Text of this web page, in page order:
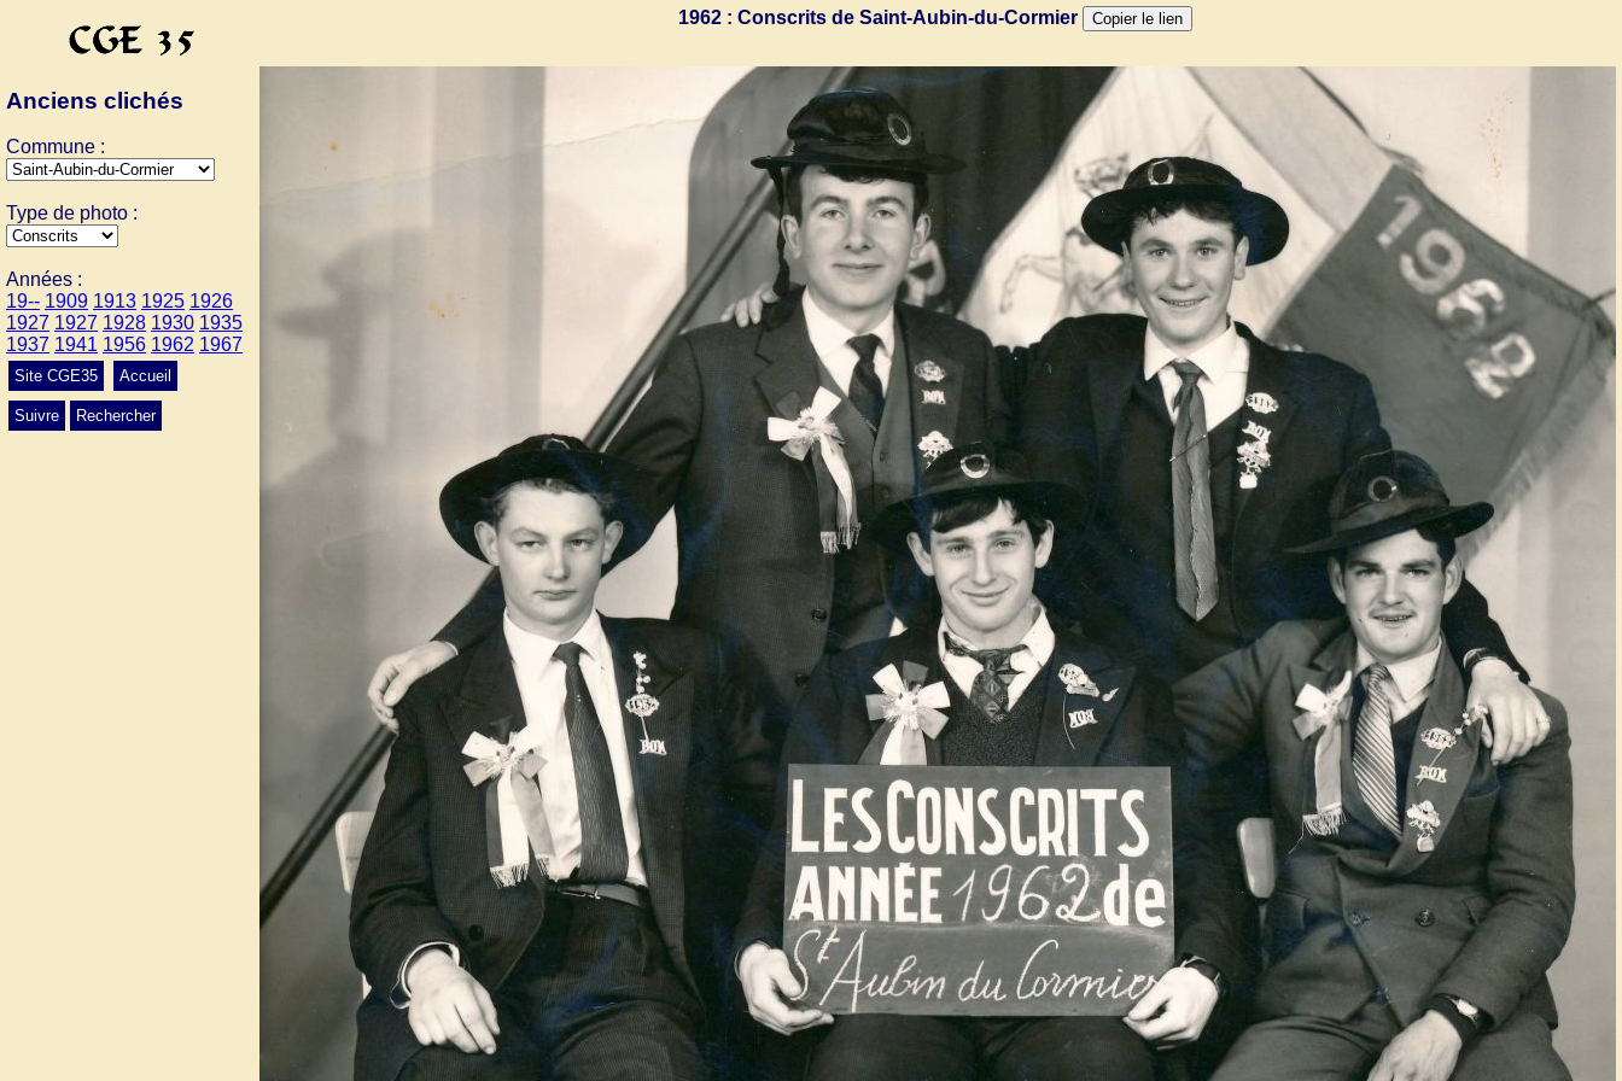
Anciens clichés
Commune :
Type de photo :
Années :
19-- 1909 1913 1925 1926
1927 1927 1928 1930 1935
1937 1941 1956 1962 1967
Site CGE35 Accueil
Suivre Rechercher
1962 : Conscrits de Saint-Aubin-du-Cormier Copier le lien